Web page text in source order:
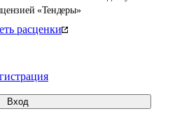
«Тендеры»
расценки
Вход